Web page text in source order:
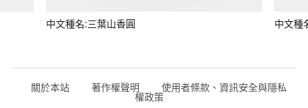
中文種名:三葉山香圓 中文種
關於本站 著作權聲明 使用者條款、資訊安全與隱私
權政策